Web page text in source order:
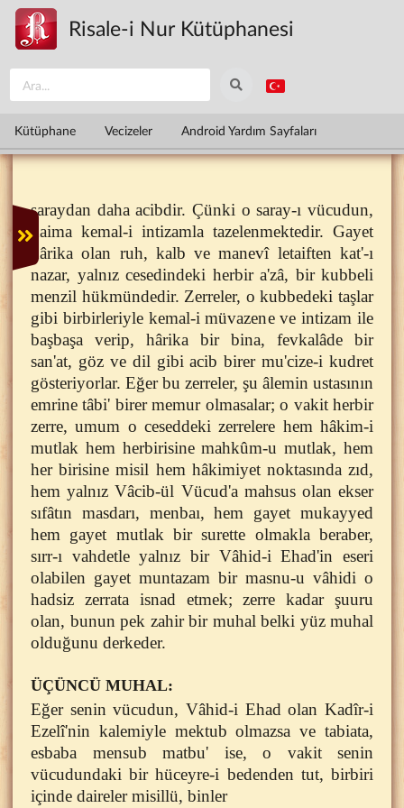
Ana içeriğe atla
Risale-i Nur Kütüphanesi
Kütüphane Vecizeler Android Yardım Sayfaları
saraydan daha acibdir. Çünki o saray-ı vücudun,
daima kemal-i intizamla tazelenmektedir. Gayet
hârika olan ruh, kalb ve manevî letaiften kat'-ı
nazar, yalnız cesedindeki herbir a'zâ, bir kubbeli
menzil hükmündedir. Zerreler, o kubbedeki taşlar
gibi birbirleriyle kemal-i müvazene ve intizam ile
başbaşa verip, hârika bir bina, fevkalâde bir
san'at, göz ve dil gibi acib birer mu'cize-i kudret
gösteriyorlar. Eğer bu zerreler, şu âlemin ustasının
emrine tâbi' birer memur olmasalar; o vakit herbir
zerre, umum o ceseddeki zerrelere hem hâkim-i
mutlak hem herbirisine mahkûm-u mutlak, hem
her birisine misil hem hâkimiyet noktasında zıd,
hem yalnız Vâcib-ül Vücud'a mahsus olan ekser
sıfâtın masdarı, menbaı, hem gayet mukayyed
hem gayet mutlak bir surette olmakla beraber,
sırr-ı vahdetle yalnız bir Vâhid-i Ehad'in eseri
olabilen gayet muntazam bir masnu-u vâhidi o
hadsiz zerrata isnad etmek; zerre kadar şuuru
olan, bunun pek zahir bir muhal belki yüz muhal
olduğunu derkeder.
ÜÇÜNCÜ MUHAL:
Eğer senin vücudun, Vâhid-i Ehad olan Kadîr-i
Ezelî'nin kalemiyle mektub olmazsa ve tabiata,
esbaba mensub matbu' ise, o vakit senin
vücudundaki bir hüceyre-i bedenden tut, birbiri
içinde daireler misillü, binler